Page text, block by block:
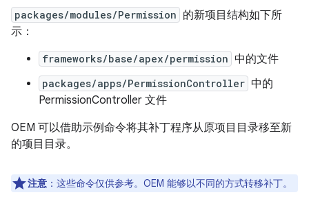
packages/modules/Permission 的新项目结构如下所
示：
frameworks/base/apex/permission 中的文件
packages/apps/PermissionController 中的
PermissionController 文件
OEM 可以借助示例命令将其补丁程序从原项目目录移至新
的项目目录。
注意 ：这些命令仅供参考。OEM 能够以不同的方式转移补丁。